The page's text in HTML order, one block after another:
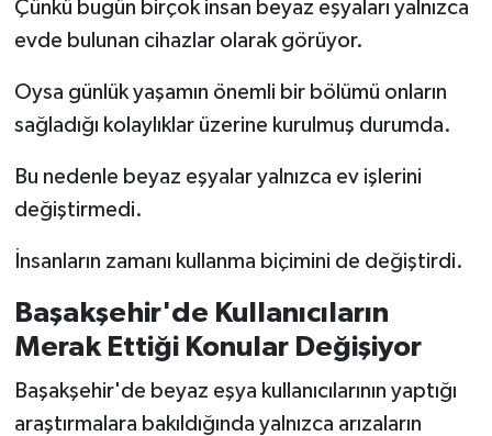
Çünkü bugün birçok insan beyaz eşyaları yalnızca
evde bulunan cihazlar olarak görüyor.
Oysa günlük yaşamın önemli bir bölümü onların
sağladığı kolaylıklar üzerine kurulmuş durumda.
Bu nedenle beyaz eşyalar yalnızca ev işlerini
değiştirmedi.
İnsanların zamanı kullanma biçimini de değiştirdi.
Başakşehir'de Kullanıcıların
Merak Ettiği Konular Değişiyor
Başakşehir'de beyaz eşya kullanıcılarının yaptığı
araştırmalara bakıldığında yalnızca arızaların